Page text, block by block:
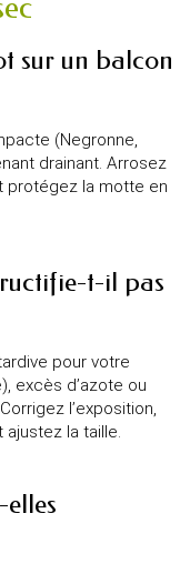
sur un balcon
(Negronne,
drainant. Arrosez
protégez la motte en
t-il pas
pour votre
excès d’azote ou
l’exposition,
la taille.